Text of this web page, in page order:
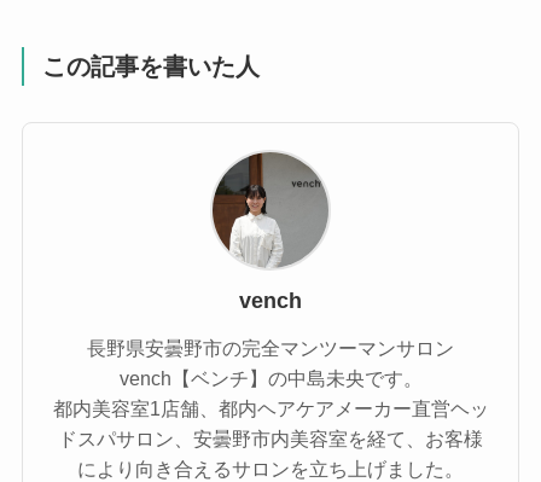
この記事を書いた人
vench
長野県安曇野市の完全マンツーマンサロン
vench【ベンチ】の中島未央です。
都内美容室1店舗、都内ヘアケアメーカー直営ヘッ
ドスパサロン、安曇野市内美容室を経て、お客様
により向き合えるサロンを立ち上げました。